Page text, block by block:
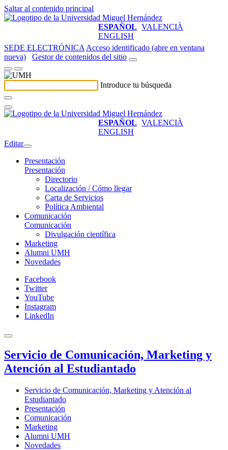
Saltar al contenido principal
ESPAÑOL VALENCIÀ
ENGLISH
SEDE ELECTRÓNICA Acceso identificado (abre en ventana
nueva)
Gestor de contenidos del sitio
Introduce tu búsqueda
ESPAÑOL VALENCIÀ
ENGLISH
Editar
Presentación
Presentación
Directorio
Localización / Cómo llegar
Carta de Servicios
Política Ambiental
Comunicación
Comunicación
Divulgación científica
Marketing
Alumni UMH
Novedades
Facebook
Twitter
YouTube
Instagram
LinkedIn
Servicio de Comunicación, Marketing y
Atención al Estudiantado
Servicio de Comunicación, Marketing y Atención al
Estudiantado
Presentación
Comunicación
Marketing
Alumni UMH
Novedades